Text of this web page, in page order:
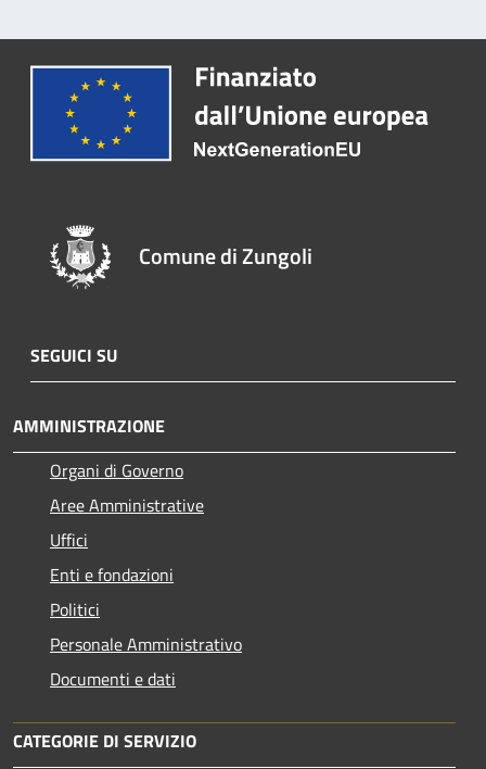
Comune di Zungoli
SEGUICI SU
AMMINISTRAZIONE
Organi di Governo
Aree Amministrative
Uffici
Enti e fondazioni
Politici
Personale Amministrativo
Documenti e dati
CATEGORIE DI SERVIZIO